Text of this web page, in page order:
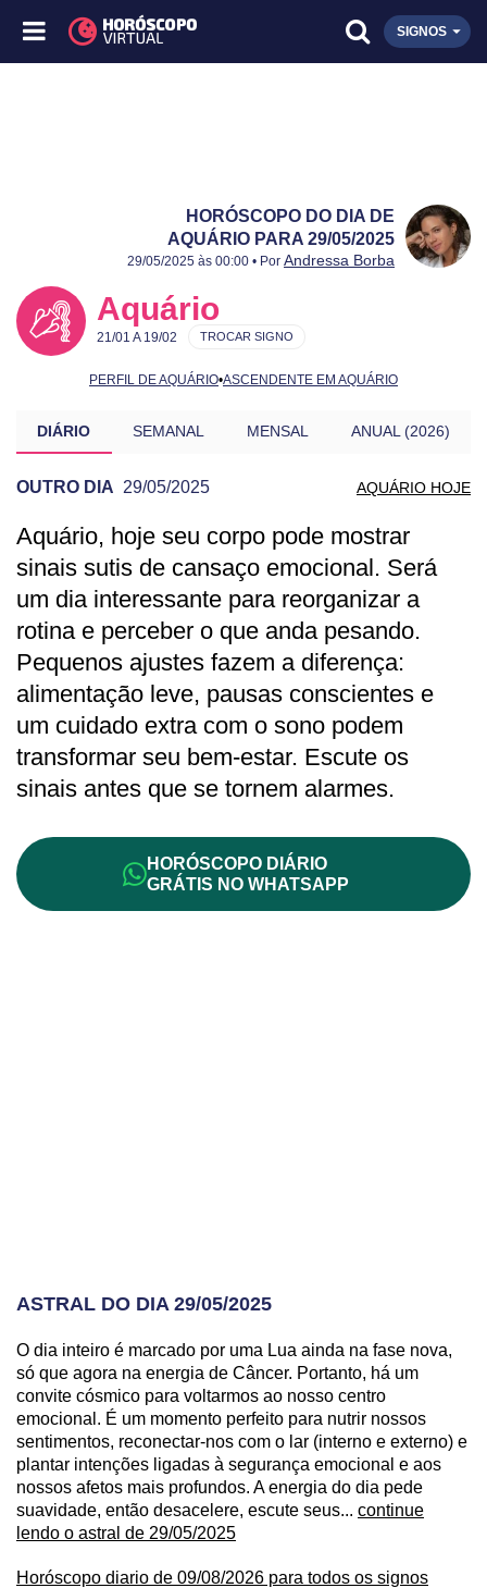
SIGNOS
HORÓSCOPO DO DIA DE
AQUÁRIO PARA 29/05/2025
Publicado:
29/05/2025
Atualizado:
29/05/2025
29/05/2025 às 00:00 • Por Andressa Borba
Aquário
21/01 A 19/02
PERFIL DE AQUÁRIO•ASCENDENTE EM AQUÁRIO
TROCAR SIGNO
DIÁRIO SEMANAL MENSAL ANUAL (2026)
OUTRO DIA 29/05/2025 AQUÁRIO HOJE
PREVISÃO DE AQUÁRIO PARA OUTRO
Aquário, hoje seu corpo pode mostrar
sinais sutis de cansaço emocional. Será
um dia interessante para reorganizar a
rotina e perceber o que anda pesando.
Pequenos ajustes fazem a diferença:
alimentação leve, pausas conscientes e
um cuidado extra com o sono podem
transformar seu bem-estar. Escute os
sinais antes que se tornem alarmes.
HORÓSCOPO DIÁRIO
GRÁTIS NO WHATSAPP
ASTRAL DO DIA 29/05/2025
O dia inteiro é marcado por uma Lua ainda na fase nova,
só que agora na energia de Câncer. Portanto, há um
convite cósmico para voltarmos ao nosso centro
emocional. É um momento perfeito para nutrir nossos
sentimentos, reconectar-nos com o lar (interno e externo) e
plantar intenções ligadas à segurança emocional e aos
nossos afetos mais profundos. A energia do dia pede
suavidade, então desacelere, escute seus... continue
lendo o astral de 29/05/2025
Horóscopo diario de 09/08/2026 para todos os signos